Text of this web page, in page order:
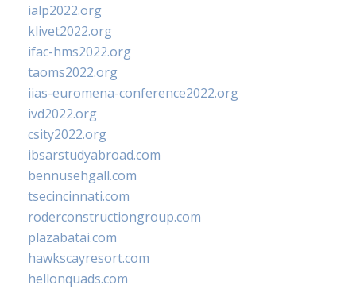
ialp2022.org
klivet2022.org
ifac-hms2022.org
taoms2022.org
iias-euromena-conference2022.org
ivd2022.org
csity2022.org
ibsarstudyabroad.com
bennusehgall.com
tsecincinnati.com
roderconstructiongroup.com
plazabatai.com
hawkscayresort.com
hellonquads.com